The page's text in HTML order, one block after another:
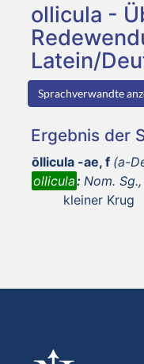
ollicula -
Latein/
Sprachverwandte
Ergebnis der
ōllicula -ae, f (a-
ollicula: Nom.
kleiner Krug